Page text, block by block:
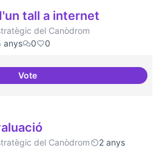
tall a internet
del Canòdrom
anys 0 0
VoteRefugi en cas d'un tall a internet
del Canòdrom
2 anys